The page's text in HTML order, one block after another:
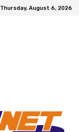
Thursday, August 6, 2026